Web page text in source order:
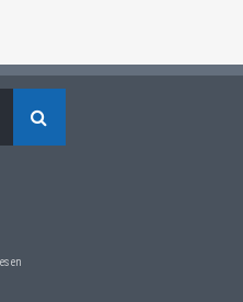
en